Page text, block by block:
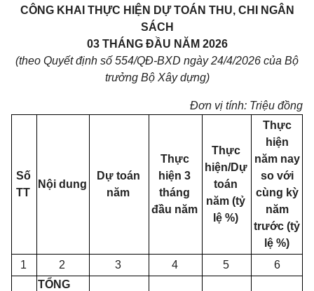
CÔNG KHAI THỰC HIỆN DỰ TOÁN THU, CHI NGÂN
SÁCH
03 THÁNG ĐẦU NĂM 2026
(theo Quyết định số 554/QĐ-BXD ngày 24/4/2026 của Bộ
trưởng Bộ Xây dựng)
Đơn vị tính: Triệu đồng
Số
TT
Nội dung
Dự toán
năm
Thực
hiện 3
tháng
đầu năm
Thực
hiện/Dự
toán
năm (tỷ
lệ %)
Thực
hiện
năm nay
so với
cùng kỳ
năm
trước (tỷ
lệ %)
1
2 3 4 5 6
TỔNG